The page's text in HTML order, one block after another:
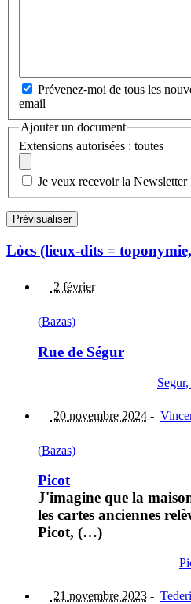
Prévenez-moi de tous les
email
Ajouter un document
Extensions autorisées : toutes
Je veux recevoir la Newsletter
Lòcs (lieux-dits =
2 février
(Bazas)
Rue de Ségur
20 novembre 2024 -
(Bazas)
Picot
J'imagine que la
les cartes anciennes
Picot, (…)
21 novembre 2023 -